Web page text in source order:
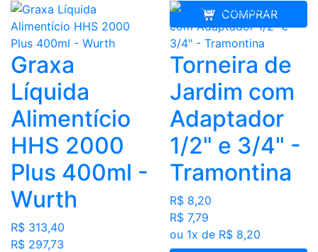
COMPRAR
Graxa
Líquida
Alimentício
HHS 2000
Plus 400ml -
Wurth
R$ 313,40
R$ 297,73
Torneira de
Jardim com
Adaptador
1/2" e 3/4" -
Tramontina
R$ 8,20
R$ 7,79
ou 1x de R$ 8,20